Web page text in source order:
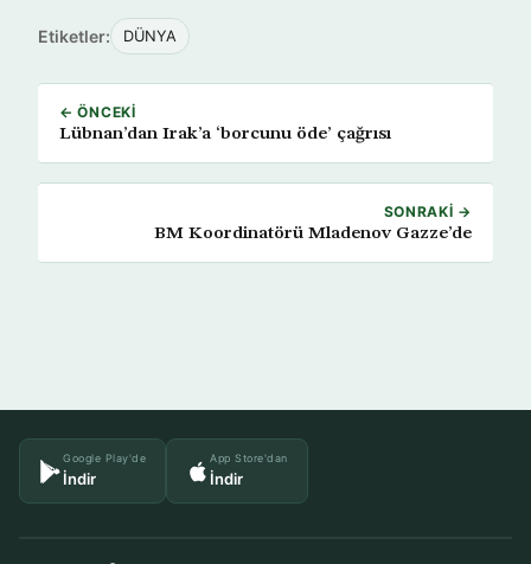
Etiketler: DÜNYA
← ÖNCEKI
Lübnan’dan Irak’a ‘borcunu öde’ çağrısı
SONRAKI →
BM Koordinatörü Mladenov Gazze’de
Google Play'de
İndir
App Store'dan
İndir